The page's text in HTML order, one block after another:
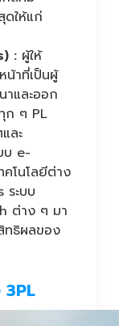
ดให้แก่
: ผู้ให้
น้าที่เป็นผู้
และออก
ก ๆ PL
ละ
บ e-
โนโลยีต่าง
ระบบ
ต่าง ๆ มา
ทธิผลของ
3PL